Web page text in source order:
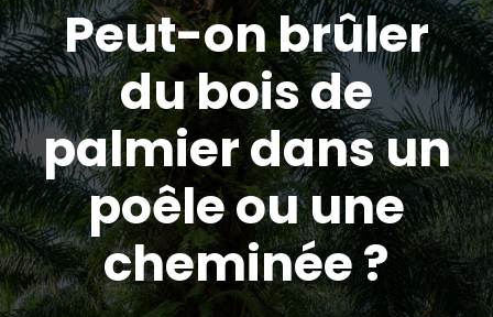
Peut-on brûler
du bois de
palmier dans un
poêle ou une
cheminée ?